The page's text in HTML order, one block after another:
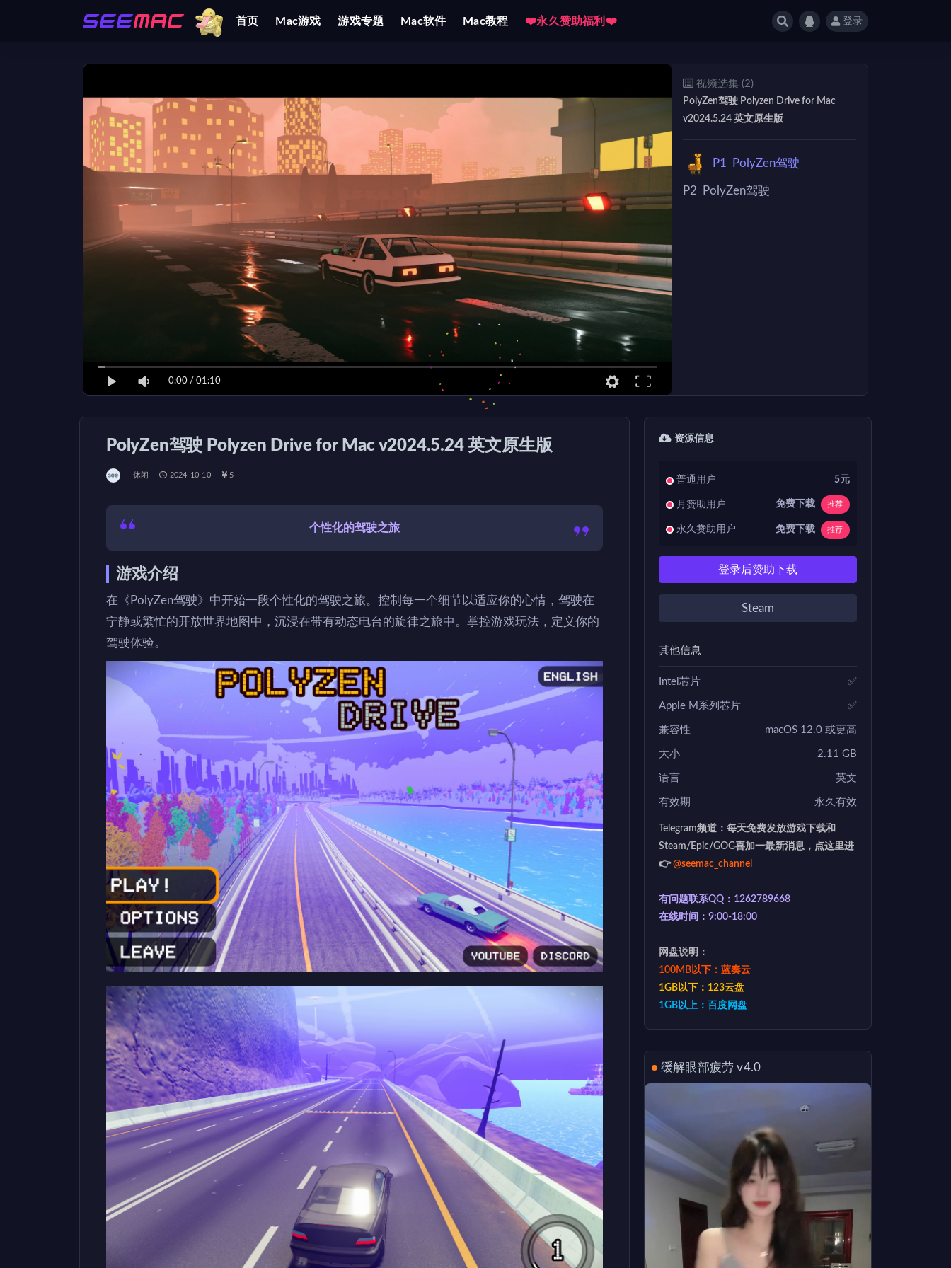
首页 Mac游戏 游戏专题 Mac软件 Mac教程 ❤️永久赞助福利❤️ 登录
0:00 / 01:10
视频选集 (2)
PolyZen驾驶 Polyzen Drive for Mac
v2024.5.24 英文原生版
P1 PolyZen驾驶
P2 PolyZen驾驶
PolyZen驾驶 Polyzen Drive for Mac v2024.5.24 英文原生版
休闲 2024-10-10 5
个性化的驾驶之旅
游戏介绍
在《PolyZen驾驶》中开始一段个性化的驾驶之旅。控制每一个细节以适应你的心情，驾驶在
宁静或繁忙的开放世界地图中，沉浸在带有动态电台的旋律之旅中。掌控游戏玩法，定义你的
驾驶体验。
资源信息
普通用户 5元
月赞助用户 免费下载 推荐
永久赞助用户 免费下载 推荐
登录后赞助下载
Steam
其他信息
Intel芯片 ✅
Apple M系列芯片 ✅
兼容性 macOS 12.0 或更高
大小 2.11 GB
语言 英文
有效期 永久有效
Telegram频道：每天免费发放游戏下载和
Steam/Epic/GOG喜加一最新消息，点这里进
👉@seemac_channel
有问题联系QQ：1262789668
在线时间：9:00-18:00
网盘说明：
100MB以下：蓝奏云
1GB以下：123云盘
1GB以上：百度网盘
缓解眼部疲劳 v4.0